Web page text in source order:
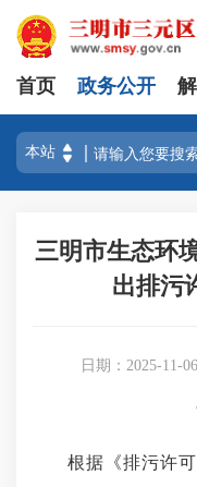
首页 政务公开
三明市生态环
出排污
日期：2025-11-
根据《排污许